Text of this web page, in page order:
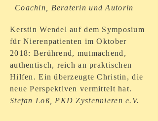
Coachin, Beraterin und Autorin
Kerstin Wendel auf dem Symposium
für Nierenpatienten im Oktober
2018: Berührend, mutmachend,
authentisch, reich an praktischen
Hilfen. Ein überzeugte Christin, die
neue Perspektiven vermittelt hat.
Stefan Loß, PKD Zystennieren e.V.